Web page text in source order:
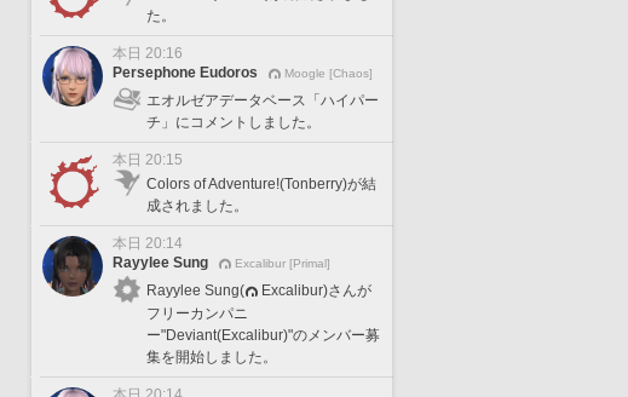
た。
本日 20:16
Persephone Eudoros
Moogle [Chaos]
エオルゼアデータベース「ハイパー
チ」にコメントしました。
本日 20:15
Colors of Adventure!(Tonberry)が結
成されました。
本日 20:14
Rayylee Sung
Excalibur [Primal]
Rayylee Sung(
Excalibur)さんが
フリーカンパニ
ー"Deviant(Excalibur)"のメンバー募
集を開始しました。